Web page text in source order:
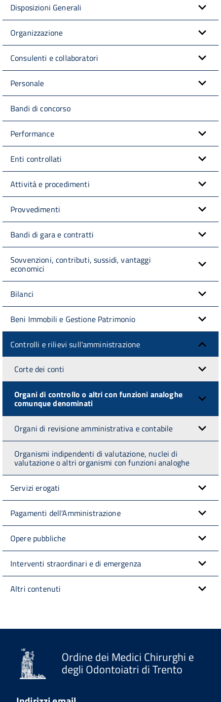
Disposizioni Generali
Organizzazione
Consulenti e collaboratori
Personale
Bandi di concorso
Performance
Enti controllati
Attività e procedimenti
Provvedimenti
Bandi di gara e contratti
Sovvenzioni, contributi, sussidi, vantaggi
economici
Bilanci
Beni Immobili e Gestione Patrimonio
Controlli e rilievi sull'amministrazione
Corte dei conti
Organi di controllo o altri con funzioni analoghe
comunque denominati
Organi di revisione amministrativa e contabile
Organismi indipendenti di valutazione, nuclei di
valutazione o altri organismi con funzioni analoghe
Servizi erogati
Pagamenti dell'Amministrazione
Opere pubbliche
Interventi straordinari e di emergenza
Altri contenuti
Ordine dei Medici Chirurghi e
degli Odontoiatri di Trento